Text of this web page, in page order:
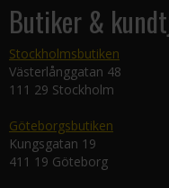
Butiker &
Stockholmsbutiken
Västerlånggatan 48
111 29 Stockholm
Göteborgsbutiken
Kungsgatan 19
411 19 Göteborg